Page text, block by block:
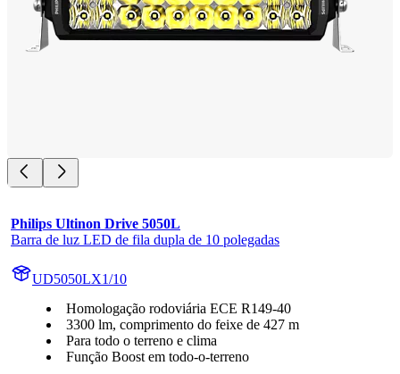
Philips Ultinon Drive 5050L
Barra de luz LED de fila dupla de 10 polegadas
UD5050LX1/10
Homologação rodoviária ECE R149-40
3300 lm, comprimento do feixe de 427 m
Para todo o terreno e clima
Função Boost em todo-o-terreno